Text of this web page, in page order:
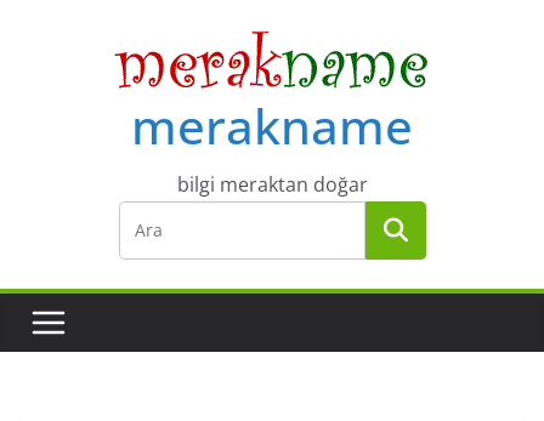
merakname
bilgi meraktan doğar